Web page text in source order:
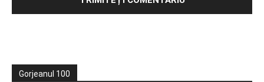
Gorjeanul 100